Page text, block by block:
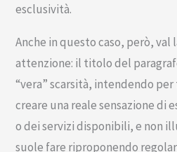
esclusività.
Anche in questo caso, però, val
attenzione: il titolo del
“vera” scarsità, intendendo
creare una reale sensazione di
o dei servizi disponibili, e non
suole fare riproponendo